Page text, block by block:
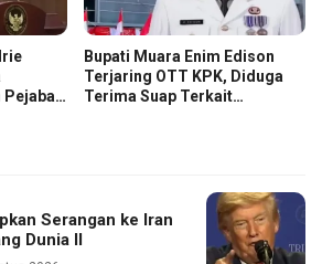
Pejabat
Bupati Muara Enim Edison
Terjaring OTT KPK, Diduga
Terima Suap Terkait
Serangan ke Iran
Dunia II